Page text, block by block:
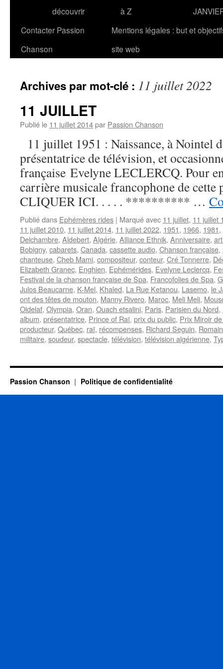
découvrir
à Z
Contacter Passion
Chanson
Mentions légales : but et
site web
Archives par mot-clé : 11 juillet 2022
11 JUILLET
Publié le 11 juillet 2014par Passion Chanson
11 juillet 1951 : Naissance, à Nointel
présentatrice de télévision, et
française Evelyne LECLERCQ. Pour
carrière musicale francophone de cette
CLIQUER ICI. . . . . ********** …
Publié dans Ephémères rides | Marqué avec 11 juillet, 11 juillet
11 juillet 2010, 11 juillet 2014, 11 juillet 2022, 1951, 1966, 1981,
Delchambre, Aldebert, Algérie, Alliance Ethnik, Anniversaire,
Bobigny, cabarets, Canada, cassette audio, Chanson française,
chanteuse, Cheb Mami, compositeur, conteur, Cré Tonnerre,
Elizabeth Granec, Enghien, Ephémérides, Evelyne Leclercq,
Festival de la chanson française de Spa, Francofolies de Spa,
Julos Beaucarne, K-Mel, Khaled, La Rue Ketanou, Lasemo, le
ont des têtes de mouton, Manny Rivero, Maroc, Meli Meli,
Oldelaf, Olympia, Oran, Ouach etsalini, Paris, Parisien du Nord,
album, présentatrice, Prince of Raï, prix du public, Prix Miroir
producteur, Québec, raï, récompenses, Richard Seguin,
militaire, soudeur, spectacle, télévision, télévision algérienne,
Passion Chanson Politique de confidentialité